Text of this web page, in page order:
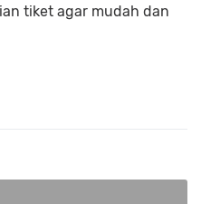
tiket agar mudah dan